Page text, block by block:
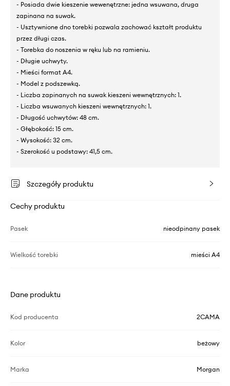
- Posiada dwie kieszenie wewenętrzne: jedna wsuwana, druga
zapinana na suwak.
- Usztywnione dno torebki pozwala zachować kształt produktu
przez długi czas.
- Torebka do noszenia w ręku lub na ramieniu.
- Długie uchwyty.
- Mieści format A4.
- Model z podszewką.
- Liczba zapinanych na suwak kieszeni wewnętrznych: 1.
- Liczba wsuwanych kieszeni wewnętrznych: 1.
- Długość uchwytów: 48 cm.
- Głębokość: 15 cm.
- Wysokość: 32 cm.
- Szerokość u podstawy: 41,5 cm.
Szczegóły produktu
Cechy produktu
Pasek nieodpinany pasek
Wielkość torebki mieści A4
Dane produktu
Kod producenta 2CAMA
Kolor beżowy
Marka Morgan